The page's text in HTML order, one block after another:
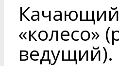
Качающий
«колесо»
ведущий).